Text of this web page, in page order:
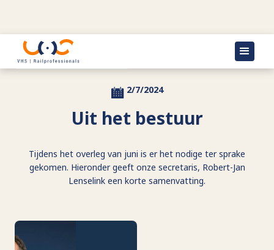
Terug naar actueel
2/7/2024
Uit het bestuur
Tijdens het overleg van juni is er het nodige ter sprake
gekomen. Hieronder geeft onze secretaris, Robert-Jan
Lenselink een korte samenvatting.